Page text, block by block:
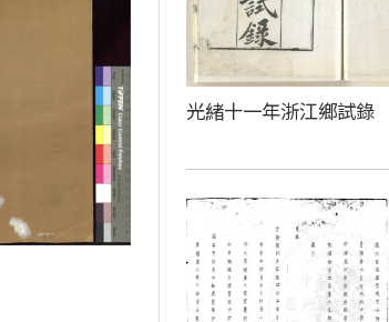
光緒十一年浙江鄉試錄